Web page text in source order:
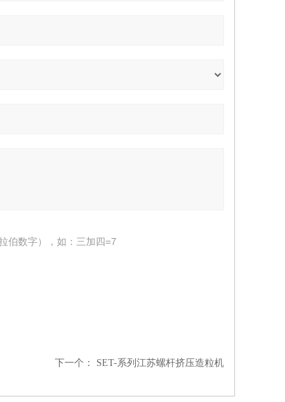
伯数字），如：三加四=7
下一个： SET-系列江苏螺杆挤压造粒机